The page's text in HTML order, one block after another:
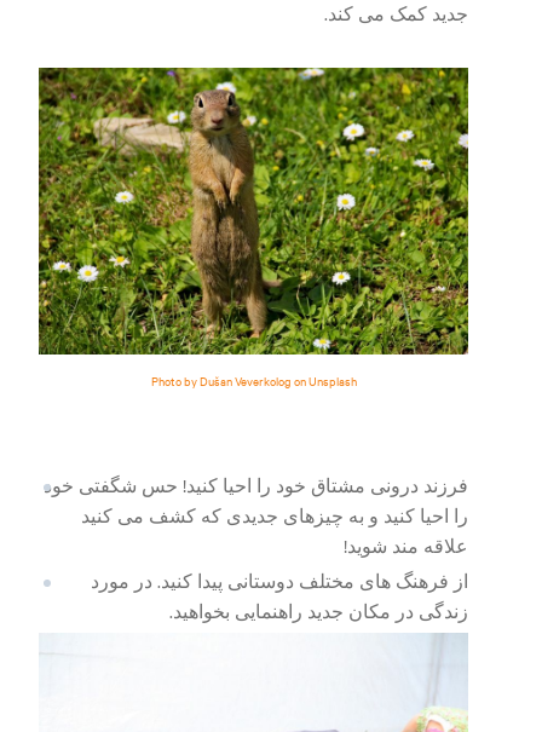
جدید کمک می کند.
Photo by Dušan Veverkolog on Unsplash
فرزند درونی مشتاق خود را احیا کنید! حس شگفتی خود
را احیا کنید و به چیزهای جدیدی که کشف می کنید
علاقه مند شوید!
از فرهنگ های مختلف دوستانی پیدا کنید. در مورد
زندگی در مکان جدید راهنمایی بخواهید.